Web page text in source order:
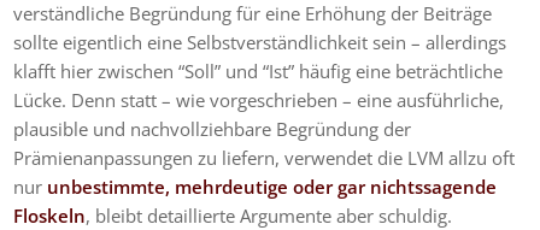
verständliche Begründung für eine Erhöhung der Beiträge
sollte eigentlich eine Selbstverständlichkeit sein – allerdings
klafft hier zwischen “Soll” und “Ist” häufig eine beträchtliche
Lücke. Denn statt – wie vorgeschrieben – eine ausführliche,
plausible und nachvollziehbare Begründung der
Prämienanpassungen zu liefern, verwendet die LVM allzu oft
nur unbestimmte, mehrdeutige oder gar nichtssagende
Floskeln, bleibt detaillierte Argumente aber schuldig.